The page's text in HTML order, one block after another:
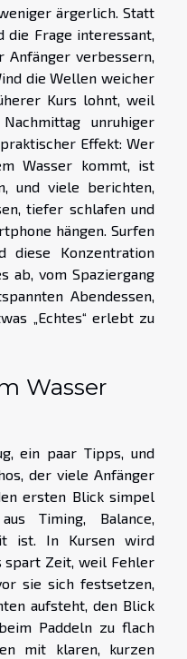
ärgerlich. Statt
die Frage interessant,
Anfänger verbessern,
die Wellen weicher
Kurs lohnt, weil
unruhiger
Effekt: Wer
Wasser kommt, ist
und viele berichten,
tiefer schlafen und
hängen. Surfen
diese Konzentration
ab, vom Spaziergang
Abendessen,
„Echtes“ erlebt zu
Wasser
ein paar Tipps, und
der viele Anfänger
ersten Blick simpel
Timing, Balance,
ist. In Kursen wird
spart Zeit, weil Fehler
sie sich festsetzen,
aufsteht, den Blick
Paddeln zu flach
mit klaren, kurzen